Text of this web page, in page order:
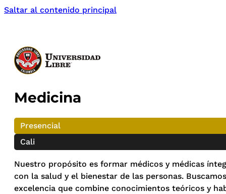
Saltar al contenido principal
Medicina
Presencial
Cali
Nuestro propósito es formar médicos y médicas
con la salud y el bienestar de las personas.
excelencia que combine conocimientos teóricos y